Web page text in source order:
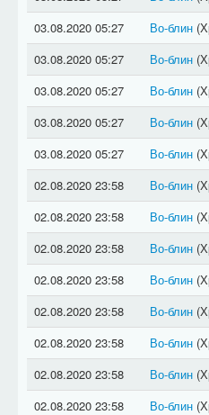
03.08.2020 05:27
Во-блин
03.08.2020 05:27
Во-блин
03.08.2020 05:27
Во-блин
03.08.2020 05:27
Во-блин
03.08.2020 05:27
Во-блин
02.08.2020 23:58
Во-блин
02.08.2020 23:58
Во-блин
02.08.2020 23:58
Во-блин
02.08.2020 23:58
Во-блин
02.08.2020 23:58
Во-блин
02.08.2020 23:58
Во-блин
02.08.2020 23:58
Во-блин
02.08.2020 23:58
Во-блин